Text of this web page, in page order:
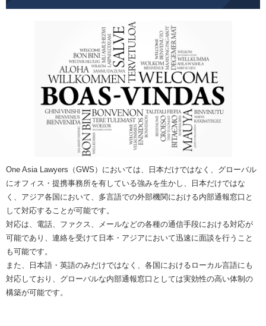
One Asia Lawyers（GWS）においては、日本だけではなく、グローバル
にオフィス・提携事務所を有している強みを生かし、日本だけではな
く、アジア各国において、多言語での外部機関における内部通報窓口と
して対応することが可能です。
対応は、電話、ファクス、メールなどの各種の通信手段における対応が
可能であり、連絡を受けて日本・アジアにおいて迅速に面談を行うこと
も可能です。
また、日本語・英語のみだけではなく、各国におけるローカル言語にも
対応しており、グローバルな内部通報窓口としては実効性の高い体制の
構築が可能です。